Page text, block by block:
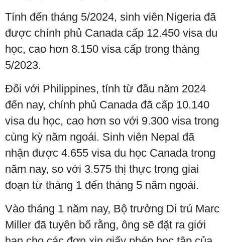
Tính đến tháng 5/2024, sinh viên Nigeria đã
được chính phủ Canada cấp 12.450 visa du
học, cao hơn 8.150 visa cấp trong tháng
5/2023.
Đối với Philippines, tính từ đầu năm 2024
đến nay, chính phủ Canada đã cấp 10.140
visa du học, cao hơn so với 9.300 visa trong
cùng kỳ năm ngoái. Sinh viên Nepal đã
nhận được 4.655 visa du học Canada trong
năm nay, so với 3.575 thị thực trong giai
đoạn từ tháng 1 đến tháng 5 năm ngoái.
Vào tháng 1 năm nay, Bộ trưởng Di trú Marc
Miller đã tuyên bố rằng, ông sẽ đặt ra giới